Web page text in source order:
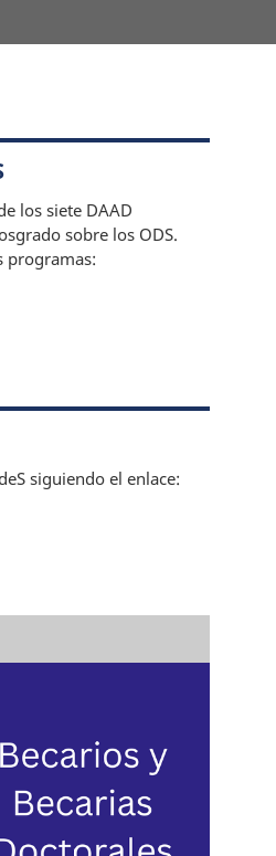
los siete DAAD
sobre los ODS.
programas:
siguiendo el enlace: